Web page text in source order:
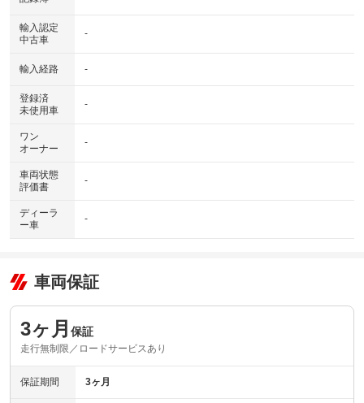
輸入認定
中古車
-
輸入経路 -
登録済
未使用車
-
ワン
オーナー
-
車両状態
評価書
-
ディーラ
ー車
-
車両保証
3ヶ月 保証
走行無制限／ロードサービスあり
保証期間 3ヶ月